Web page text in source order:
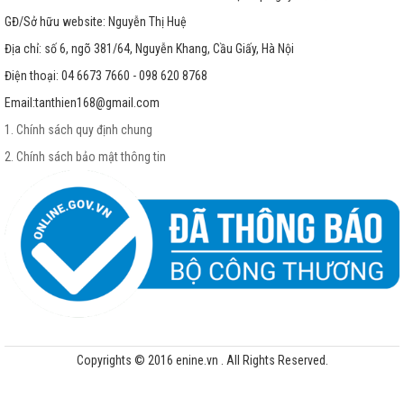
GĐ/Sở hữu website: Nguyễn Thị Huệ
Địa chỉ: số 6, ngõ 381/64, Nguyễn Khang, Cầu Giấy, Hà Nội
Điện thoại: 04 6673 7660 - 098 620 8768
Email:tanthien168@gmail.com
1. Chính sách quy định chung
2. Chính sách bảo mật thông tin
Copyrights © 2016 enine.vn . All Rights Reserved.